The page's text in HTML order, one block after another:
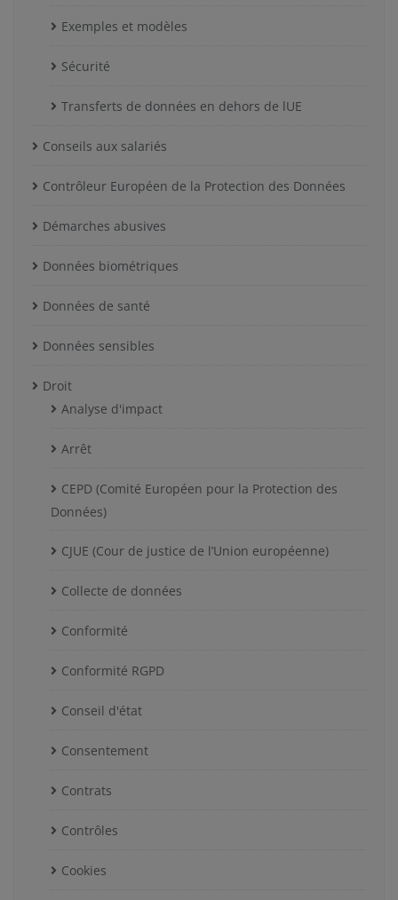
Exemples et modèles
Sécurité
Transferts de données en dehors de lUE
Conseils aux salariés
Contrôleur Européen de la Protection des Données
Démarches abusives
Données biométriques
Données de santé
Données sensibles
Droit
Analyse d'impact
Arrêt
CEPD (Comité Européen pour la Protection des
Données)
CJUE (Cour de justice de l’Union européenne)
Collecte de données
Conformité
Conformité RGPD
Conseil d'état
Consentement
Contrats
Contrôles
Cookies